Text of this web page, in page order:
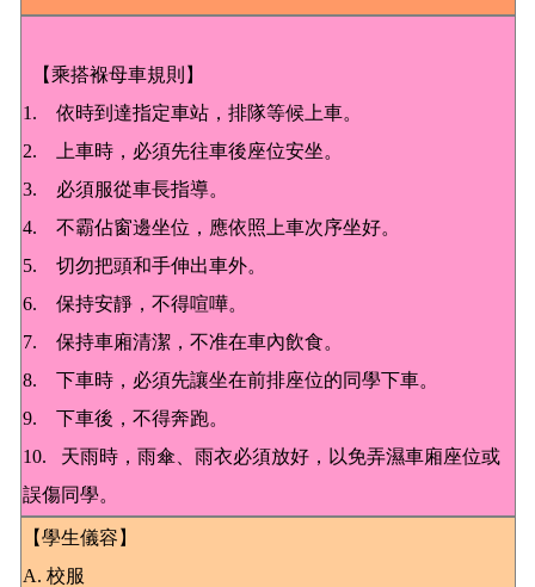
【乘搭褓母車規則】
1. 依時到達指定車站，排隊等候上車。
2. 上車時，必須先往車後座位安坐。
3. 必須服從車長指導。
4. 不霸佔窗邊坐位，應依照上車次序坐好。
5. 切勿把頭和手伸出車外。
6. 保持安靜，不得喧嘩。
7. 保持車廂清潔，不准在車內飲食。
8. 下車時，必須先讓坐在前排座位的同學下車。
9. 下車後，不得奔跑。
10. 天雨時，雨傘、雨衣必須放好，以免弄濕車廂座位或
誤傷同學。
【學生儀容】
A. 校服